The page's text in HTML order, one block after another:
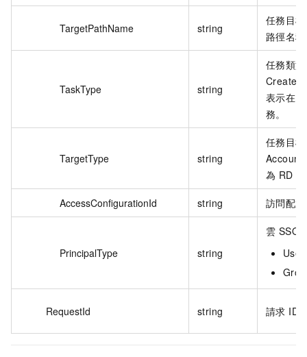
TargetPathName string
任務目
路徑名
TaskType string
任務類
表示在
務。
TargetType string
任務目
Account
為 RD
AccessConfigurationId string 訪問配
PrincipalType string
雲 SSO
RequestId string 請求 ID